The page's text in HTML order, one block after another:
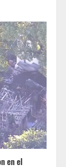
en el